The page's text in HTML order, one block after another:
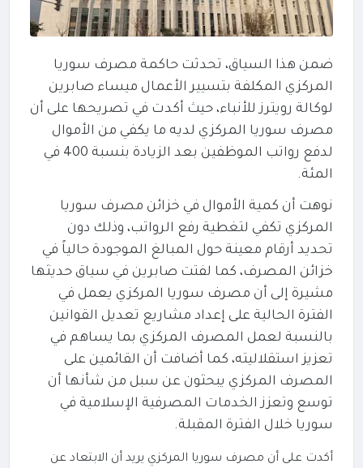
ضمن هذا السياق، تحدثت حاكمة مصرف سوريا
المركزي المكلفة بتسيير الأعمال ميساء صابرين
لوكالة رويترز للأنباء، حيث أكدت في تصريحها على أن
مصرف سوريا المركزي لديه ما يكفي من الأموال
لدفع رواتب الموظفين بعد الزيادة بنسبة 400 في
المئة.
نوهت أن كمية الأموال في خزائن مصرف سوريا
المركزي تكفي لتغطية رفع الرواتب، وذلك دون
تحديد أرقام معينة حول المبالغ الموجودة حالياً في
خزائن المصرف، كما لفتت صابرين في سياق حديثها
مشيرة إلى أن مصرف سوريا المركزي يعمل في
الفترة الحالية على إعداد مشاريع تعديل القوانين
بالنسبة لعمل المصرف المركزي بما يساهم في
تعزيز استقلاليته، كما أضافت أن القائمين على
المصرف المركزي يبحثون عن سبل من شأنها أن
توسع وتعزز الخدمات المصرفية الإسلامية في
سوريا خلال الفترة المقبلة.
أكدت على أن مصرف سوريا المركزي يريد أن الابتعاد عن